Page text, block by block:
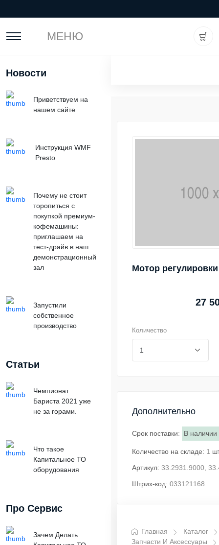
МЕНЮ
Новости
Приветствуем на
нашем сайте
Инструкция WMF
Presto
Почему не стоит
торопиться с
покупкой премиум-
кофемашины:
приглашаем на
тест-драйв в наш
демонстрационный
зал
Запустили
собственное
производство
Статьи
Чемпионат
Бариста 2021 уже
не за горами.
Что такое
Капитальное ТО
оборудования
Про Сервис
Зачем Делать
Мотор
27
Количество
Дополнительно
Срок поставки: В наличии
Количество на складе: 1
Артикул: 33.2931.9000,
Штрих-код: 033121168
Главная
Каталог
Запчасти И Аксессуары